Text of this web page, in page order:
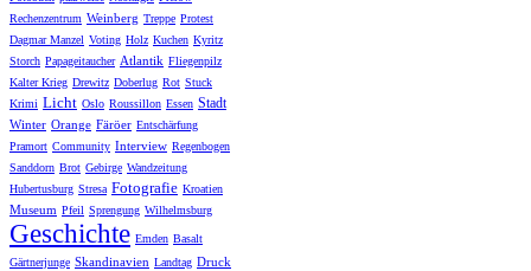
Rechenzentrum Weinberg Treppe Protest
Dagmar Manzel Voting Holz Kuchen Kyritz
Storch Papageitaucher Atlantik Fliegenpilz
Kalter Krieg Drewitz Doberlug Rot Stuck
Krimi Licht Oslo Roussillon Essen Stadt
Winter Orange Färöer Entschärfung
Pramort Community Interview Regenbogen
Sanddorn Brot Gebirge Wandzeitung
Hubertusburg Stresa Fotografie Kroatien
Museum Pfeil Sprengung Wilhelmsburg
Geschichte Emden Basalt
Gärtnerjunge Skandinavien Landtag Druck